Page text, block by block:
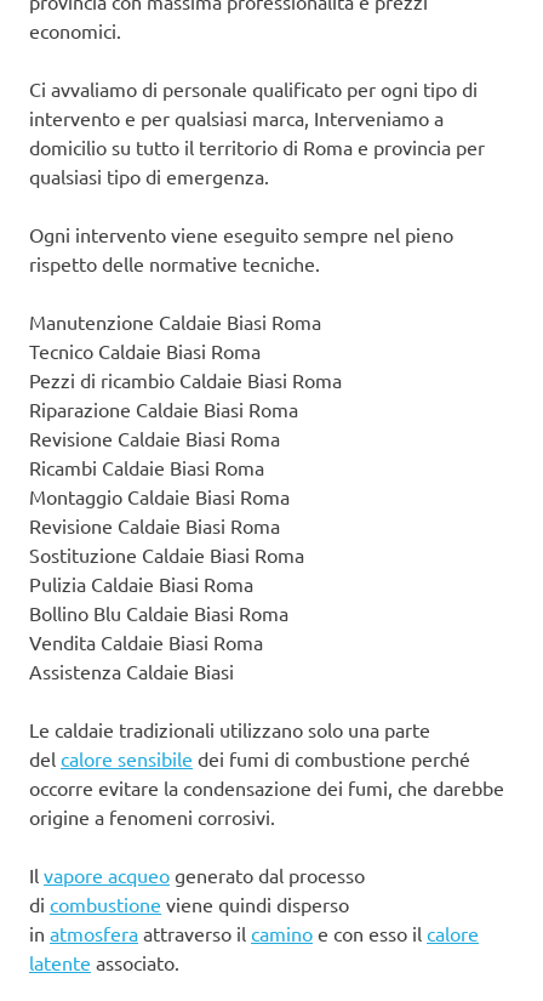
economici.
Ci avvaliamo di personale qualificato per ogni tipo di
intervento e per qualsiasi marca, Interveniamo a
domicilio su tutto il territorio di Roma e provincia per
qualsiasi tipo di emergenza.
Ogni intervento viene eseguito sempre nel pieno
rispetto delle normative tecniche.
Manutenzione Caldaie Biasi Roma
Tecnico Caldaie Biasi Roma
Pezzi di ricambio Caldaie Biasi Roma
Riparazione Caldaie Biasi Roma
Revisione Caldaie Biasi Roma
Ricambi Caldaie Biasi Roma
Montaggio Caldaie Biasi Roma
Revisione Caldaie Biasi Roma
Sostituzione Caldaie Biasi Roma
Pulizia Caldaie Biasi Roma
Bollino Blu Caldaie Biasi Roma
Vendita Caldaie Biasi Roma
Assistenza Caldaie Biasi
Le caldaie tradizionali utilizzano solo una parte
del calore sensibile dei fumi di combustione perché
occorre evitare la condensazione dei fumi, che darebbe
origine a fenomeni corrosivi.
Il vapore acqueo generato dal processo
di combustione viene quindi disperso
in atmosfera attraverso il camino e con esso il calore
latente associato.